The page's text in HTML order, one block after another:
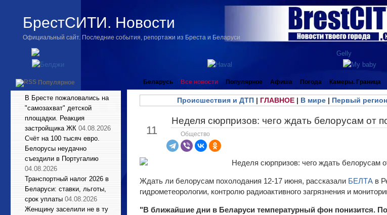
БрестСИТИ. Новости
Официальный сайт. Последние события, репортажи из Бреста и Беларуси
Популярное
В Бресте пожаловались на
"самозахват" детской
площадки. Реакция
застройщика ЖК 04.08.2026
Счёт на 100 тысяч евро.
Белорусы неудачно
съездили в Португалию
04.08.2026
Транспортный налог 2026 в
Беларуси: ставки, льготы,
срок уплаты 04.08.2026
Женщину заселили не в ту
Беларусь Все новости Популярное Афиша Погода Камеры. Граница
Происшествия и ДТП| ГЛАВНОЕ| В мире| Первый регион
11
Неделя сюрпризов: чего ждать белорусам от
Общество
Ждать ли белорусам похолодания 12-17 июня, рассказали БЕЛТА в
гидрометеорологии, контролю радиоактивного загрязнения и
"В ближайшие дни в Беларуси температурный фон понизится.